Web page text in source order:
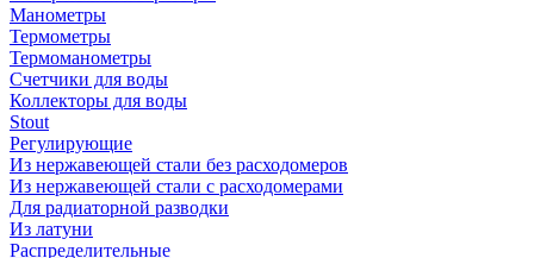
Манометры
Термометры
Термоманометры
Счетчики для воды
Коллекторы для воды
Stout
Регулирующие
Из нержавеющей стали без расходомеров
Из нержавеющей стали с расходомерами
Для радиаторной разводки
Из латуни
Распределительные